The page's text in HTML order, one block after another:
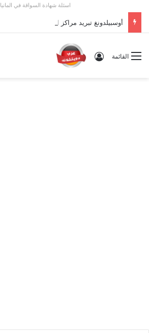
اسئلة شهادة السواقة في المانيا
أوسبيلدونغ تبريد مراكز البيانات في ألمانيا 2026: الأجور والشروط
القائمة تسجيل الدخول